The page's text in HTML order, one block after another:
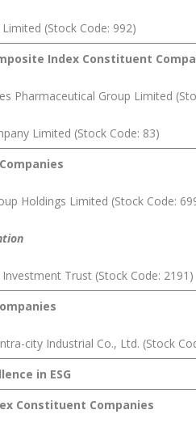
(Stock Code: 992)
Index Constituent
Pharmaceutical Group Limited
Limited (Stock Code: 83)
Holdings Limited (Stock Code:
Investment Trust (Stock Code: 2191)
city Industrial Co., Ltd. (Stock
in ESG
Constituent Companies